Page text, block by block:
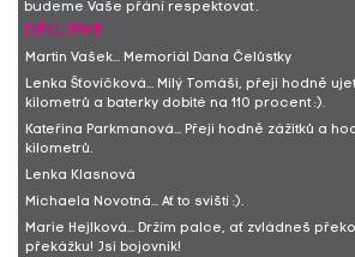
budeme Vaše přání respektovat.
DĚKUJEME
Martin Vašek... Memoriál Dana Čelůstky
Lenka Šťovíčková... Milý Tomáši, přeji hodně
kilometrů a baterky dobité na 110 procent :).
Kateřina Parkmanová... Přeji hodně zážitků a
kilometrů.
Lenka Klasnová
Michaela Novotná... Ať to sviští :).
Marie Hejlková... Držím palce, ať zvládneš
překážku! Jsi bojovník!